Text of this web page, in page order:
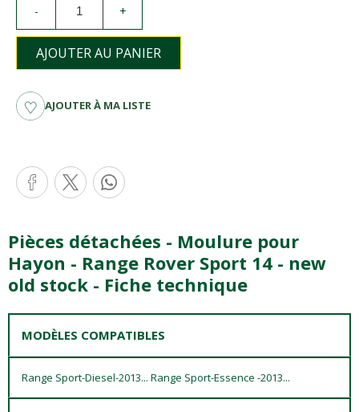
- +
AJOUTER AU PANIER
AJOUTER À MA LISTE
Pièces détachées - Moulure pour
Hayon - Range Rover Sport 14 - new
old stock - Fiche technique
MODÈLES COMPATIBLES
Range Sport-Diesel-2013... Range Sport-Essence -2013...